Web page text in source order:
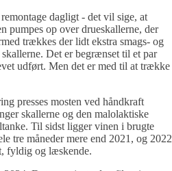
dagligt - det vil sige, at
pumpes op over drueskallerne, der
trækkes der lidt ekstra smags- og
Det er begrænset til et par
udført. Men det er med til at trække
presses mosten ved håndkraft
skallerne og den malolaktiske
Til sidst ligger vinen i brugte
tre måneder mere end 2021, og 2022
fyldig og læskende.